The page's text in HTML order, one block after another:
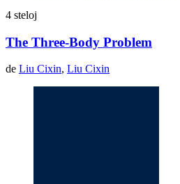
4 steloj
The Three-Body Problem
de Liu Cixin, Liu Cixin